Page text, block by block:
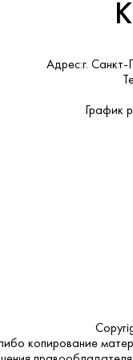
Адрес:г.
График
копирование